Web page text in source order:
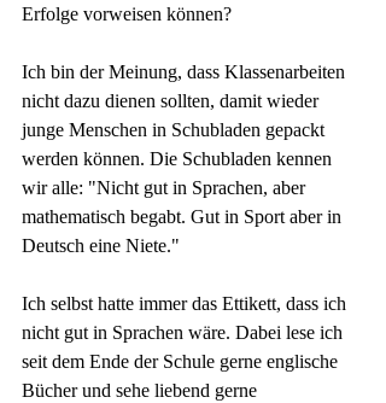
Erfolge vorweisen können?
Ich bin der Meinung, dass Klassenarbeiten
nicht dazu dienen sollten, damit wieder
junge Menschen in Schubladen gepackt
werden können. Die Schubladen kennen
wir alle: "Nicht gut in Sprachen, aber
mathematisch begabt. Gut in Sport aber in
Deutsch eine Niete."
Ich selbst hatte immer das Ettikett, dass ich
nicht gut in Sprachen wäre. Dabei lese ich
seit dem Ende der Schule gerne englische
Bücher und sehe liebend gerne